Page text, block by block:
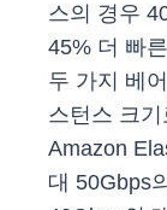
스의 경우
45% 더 빠
두 가지 베
스턴스 크
Amazon
대 50Gbps